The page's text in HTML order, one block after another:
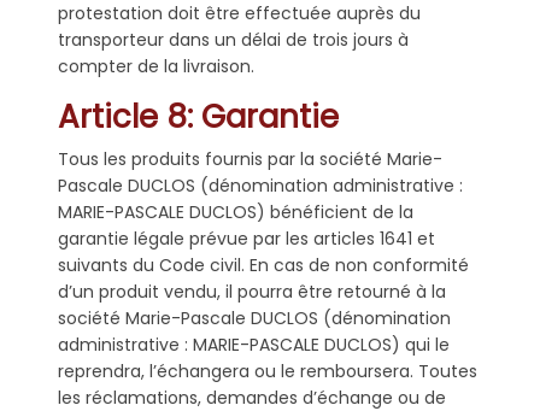
protestation doit être effectuée auprès du
transporteur dans un délai de trois jours à
compter de la livraison.
Article 8: Garantie
Tous les produits fournis par la société Marie-
Pascale DUCLOS (dénomination administrative :
MARIE-PASCALE DUCLOS) bénéficient de la
garantie légale prévue par les articles 1641 et
suivants du Code civil. En cas de non conformité
d’un produit vendu, il pourra être retourné à la
société Marie-Pascale DUCLOS (dénomination
administrative : MARIE-PASCALE DUCLOS) qui le
reprendra, l’échangera ou le remboursera. Toutes
les réclamations, demandes d’échange ou de